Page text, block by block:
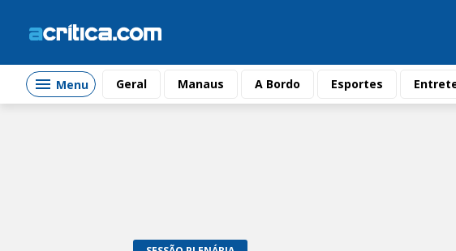
Menu Geral Manaus A Bordo Esportes